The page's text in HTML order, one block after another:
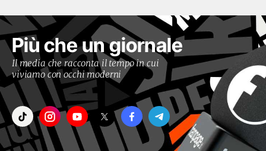
Più che un giornale
Il media che racconta il tempo in cui
viviamo con occhi moderni